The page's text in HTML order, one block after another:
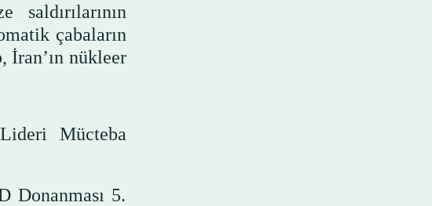
çabaların
İran’ın nükleer
Mücteba
Donanması 5.